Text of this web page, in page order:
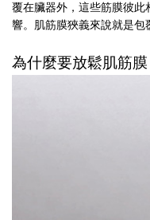
覆在臟器外，這些筋膜彼
響。肌筋膜狹義來說就是包
為什麼要放鬆肌筋膜